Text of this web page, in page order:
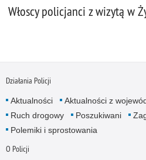
Włoscy policjanci z wizytą w
Działania Policji
Aktualności Aktualności z
Ruch drogowy
Poszukiwani
Polemiki i sprostowania
O Policji